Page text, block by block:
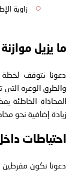
زاوية
ما يزيل
دعونا نتوقف
والطرق الوعرة
المحاذاة الخاطئة
زيادة إضافية نحو
احتياطات
دعونا نكون